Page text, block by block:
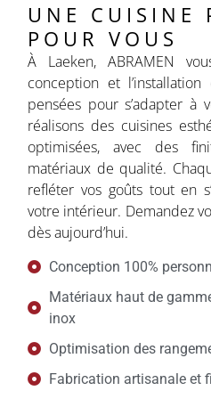
UNE CUISINE
POUR VOUS
À Laeken, ABRAMEN
conception et
pensées pour s’adapter à
réalisons des cuisines
optimisées, avec des
matériaux de qualité.
refléter vos goûts tout en
votre intérieur. Demandez
dès aujourd’hui.
Conception 100%
Matériaux haut de
inox
Optimisation des
Fabrication artisanale et